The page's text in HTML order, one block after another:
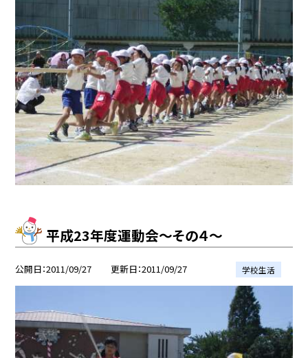
平成23年度運動会〜その４〜
公開日 2011/09/27 更新日 2011/09/27 学校生活